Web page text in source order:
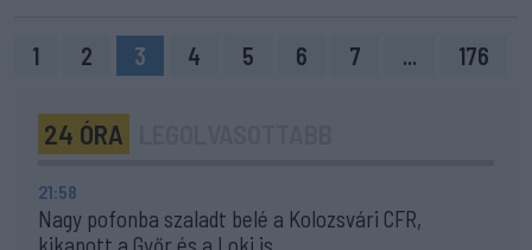
1 2 3 4 5 6 7 ... 176
24 ÓRA
21:58
Nagy pofonba szaladt belé a Kolozsvári CFR,